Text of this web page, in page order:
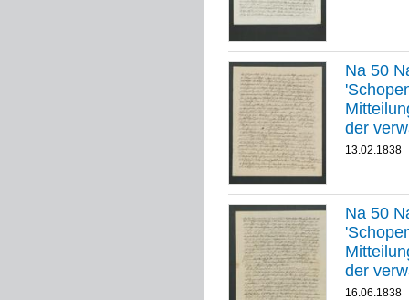
Na 50
der
13.02.1838
Na 50
der
16.06.1838